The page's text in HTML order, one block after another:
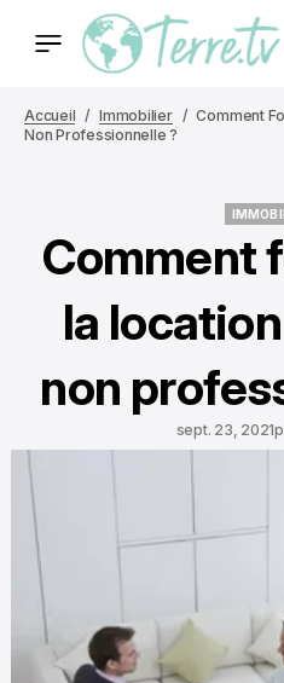
Accueil Immobilier
Comment
Non Professionnelle ?
Comment
la
non
sept. 23, 2021